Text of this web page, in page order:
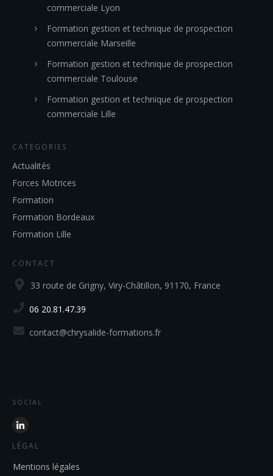
commerciale Lyon
Formation gestion et technique de prospection
commerciale Marseille
Formation gestion et technique de prospection
commerciale Toulouse
Formation gestion et technique de prospection
commerciale Lille
CATEGORIES
Actualités
Forces Motrices
Formation
Formation Bordeaux
Formation Lille
CONTACT
33 route de Grigny, Viry-Châtillon, 91170, France
06 20.81.47.39
contact@chrysalide-formations.fr
SOCIAL
LÉGAL
Mentions légales